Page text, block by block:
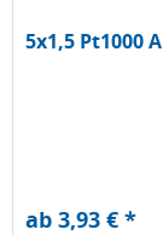
5x1,5 Pt1000 A
ab 3,93 € *